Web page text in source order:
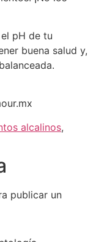
pH de tu
buena salud y,
alcalinos,
publicar un